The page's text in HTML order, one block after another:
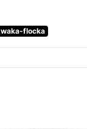
waka-flocka